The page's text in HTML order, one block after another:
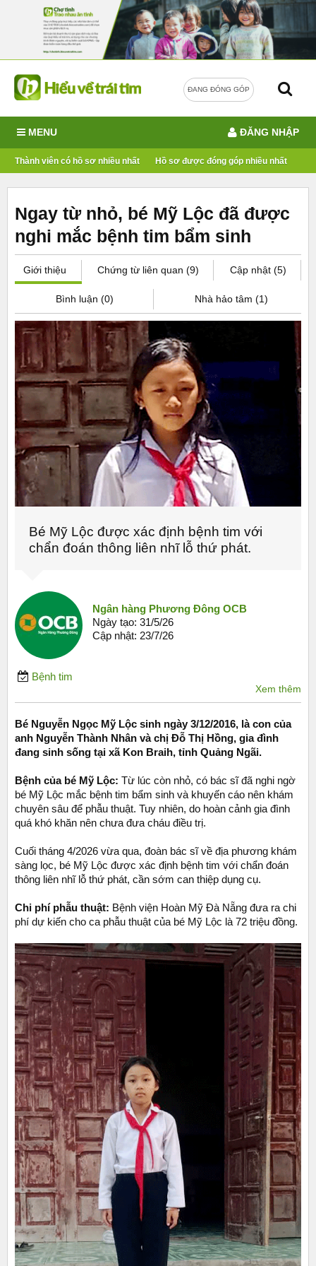
ĐANG ĐÓNG GÓP
MENU
Thành viên có hồ sơ nhiều nhất Hồ sơ được đóng góp nhiều nhất
ĐĂNG NHẬP
Ngay từ nhỏ, bé Mỹ Lộc đã được
nghi mắc bệnh tim bẩm sinh
Giới thiệu Chứng từ liên quan (9) Cập nhật (5)
Bình luận (0) Nhà hảo tâm (1)
Bé Mỹ Lộc được xác định bệnh tim với
chẩn đoán thông liên nhĩ lỗ thứ phát.
Ngân hàng Phương Đông OCB
Ngày tạo: 31/5/26
Cập nhật: 23/7/26
Bệnh tim
Xem thêm
Bé Nguyễn Ngọc Mỹ Lộc sinh ngày 3/12/2016, là con của
anh Nguyễn Thành Nhân và chị Đỗ Thị Hồng, gia đình
đang sinh sống tại xã Kon Braih, tỉnh Quảng Ngãi.
Bệnh của bé Mỹ Lộc: Từ lúc còn nhỏ, có bác sĩ đã nghi ngờ
bé Mỹ Lộc mắc bệnh tim bẩm sinh và khuyến cáo nên khám
chuyên sâu để phẫu thuật. Tuy nhiên, do hoàn cảnh gia đình
quá khó khăn nên chưa đưa cháu điều trị.
Cuối tháng 4/2026 vừa qua, đoàn bác sĩ về địa phương khám
sàng lọc, bé Mỹ Lộc được xác định bệnh tim với chẩn đoán
thông liên nhĩ lỗ thứ phát, cần sớm can thiệp dụng cụ.
Chi phí phẫu thuật: Bệnh viện Hoàn Mỹ Đà Nẵng đưa ra chi
phí dự kiến cho ca phẫu thuật của bé Mỹ Lộc là 72 triệu đồng.